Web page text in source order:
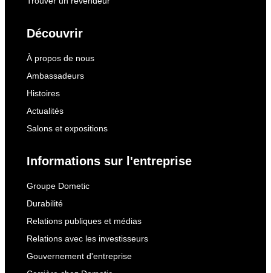
Découvrir
À propos de nous
Ambassadeurs
Histoires
Actualités
Salons et expositions
Informations sur l'entreprise
Groupe Dometic
Durabilité
Relations publiques et médias
Relations avec les investisseurs
Gouvernement d'entreprise